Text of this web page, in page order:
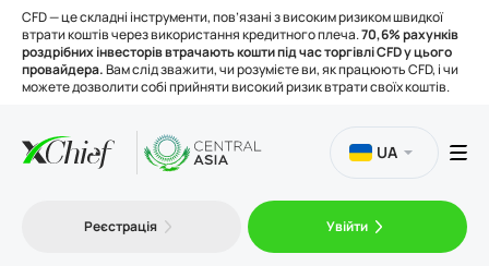
CFD — це складні інструменти, пов’язані з високим ризиком швидкої
втрати коштів через використання кредитного плеча.70,6% рахунків
роздрібних інвесторів втрачають кошти під час торгівлі CFD у цього
провайдера.Вам слід зважити, чи розумієте ви, як працюють CFD, і чи
можете дозволити собі прийняти високий ризик втрати своїх коштів.
Торгівля
UA
Реєстрація Увійти